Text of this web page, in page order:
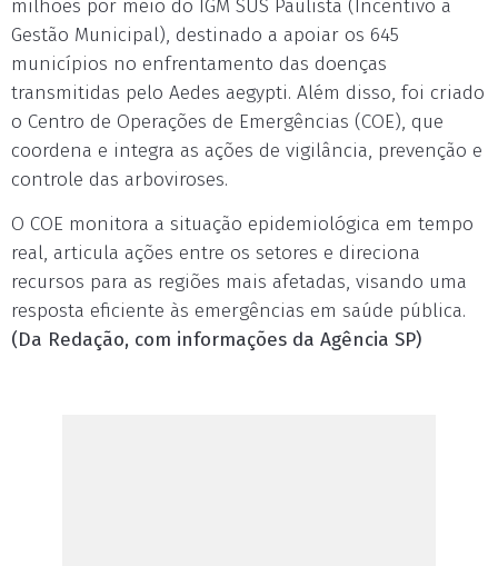
milhões por meio do IGM SUS Paulista (Incentivo à
Gestão Municipal), destinado a apoiar os 645
municípios no enfrentamento das doenças
transmitidas pelo Aedes aegypti. Além disso, foi criado
o Centro de Operações de Emergências (COE), que
coordena e integra as ações de vigilância, prevenção e
controle das arboviroses.
O COE monitora a situação epidemiológica em tempo
real, articula ações entre os setores e direciona
recursos para as regiões mais afetadas, visando uma
resposta eficiente às emergências em saúde pública.
(Da Redação, com informações da Agência SP)